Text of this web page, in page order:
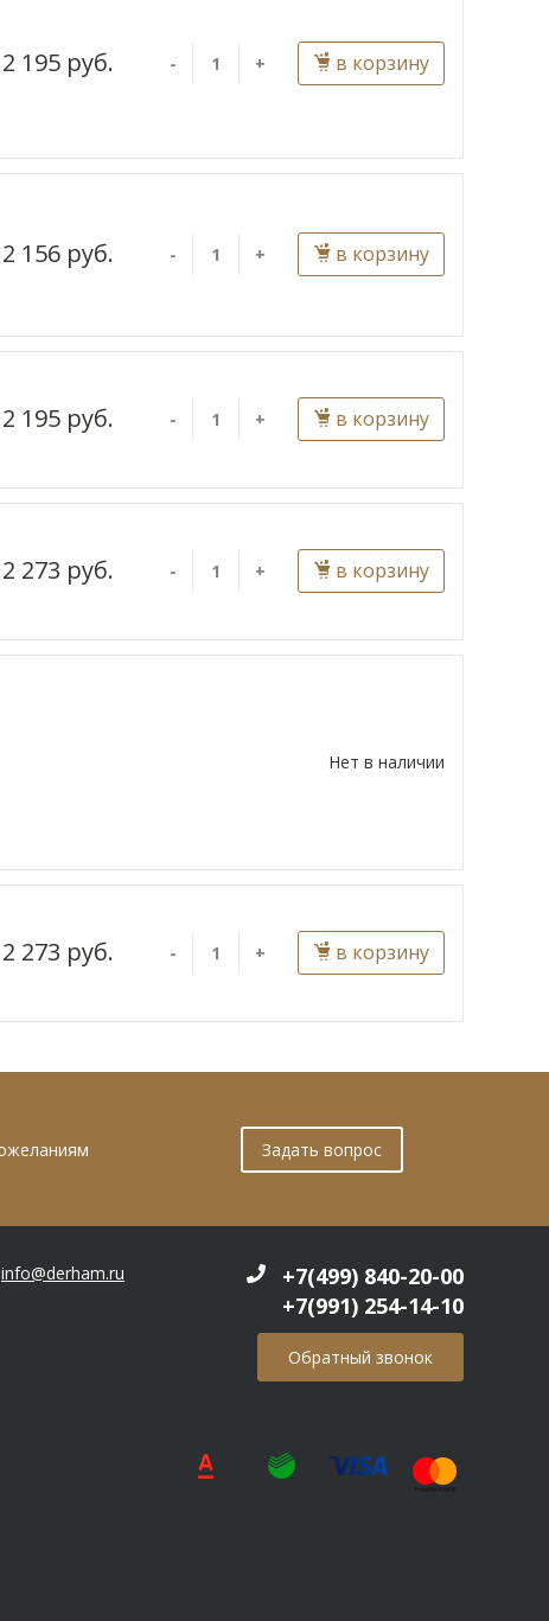
2 195 руб. - + в корзину
2 156 руб. - + в корзину
2 195 руб. - + в корзину
2 273 руб. - + в корзину
Нет в наличии
2 273 руб. - + в корзину
Задать вопрос
info@derham.ru
+7(499) 840-20-00
+7(991) 254-14-10
Обратный звонок